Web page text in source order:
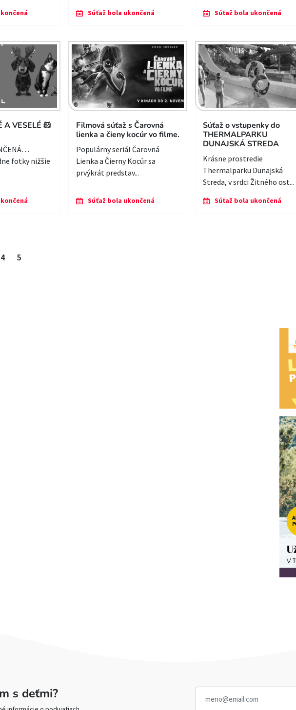
Súťaž bola ukončená Súťaž bola ukončená
A VESELÉ 🐹
fotky nižšie
Filmová súťaž s Čarovná
lienka a čieny kocúr vo filme.
Populárny seriál Čarovná
Lienka a Čierny Kocúr sa
prvýkrát predstav...
Súťaž bola ukončená
Súťaž o vstupenky do
THERMALPARKU
DUNAJSKÁ STREDA
Krásne prostredie
Thermalparku Dunajská
Streda, v srdci Žitného ost...
Súťaž bola ukončená
4 5
s deťmi?